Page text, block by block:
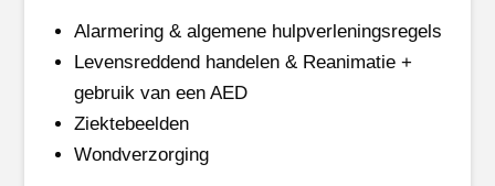
Alarmering & algemene hulpverleningsregels
Levensreddend handelen & Reanimatie +
gebruik van een AED
Ziektebeelden
Wondverzorging